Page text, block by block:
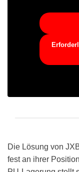
Die Lösung von
fest an ihrer